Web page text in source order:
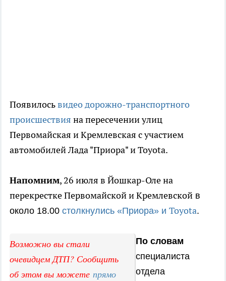
Появилосьвидео дорожно-транспортного
происшествия на пересечении улиц
Первомайская и Кремлевская с участием
автомобилей Лада "Приора" и Toyota.
Напомним, 26 июля в Йошкар-Оле на
перекрестке Первомайской и Кремлевской в
около 18.00 столкнулись «Приора» и Toyota.
Возможно вы стали
очевидцем ДТП? Сообщить
об этом вы можете прямо
По словам
специалиста
отдела